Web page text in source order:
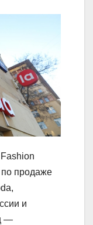
по продаже
и
—